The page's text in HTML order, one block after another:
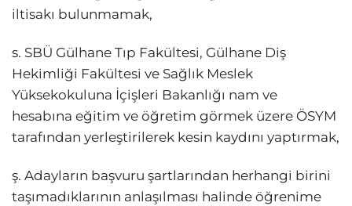
iltisakı bulunmamak,
s. SBÜ Gülhane Tıp Fakültesi, Gülhane Diş
Hekimliği Fakültesi ve Sağlık Meslek
Yüksekokuluna İçişleri Bakanlığı nam ve
hesabına eğitim ve öğretim görmek üzere ÖSYM
tarafından yerleştirilerek kesin kaydını yaptırmak,
ş. Adayların başvuru şartlarından herhangi birini
taşımadıklarının anlaşılması halinde öğrenime